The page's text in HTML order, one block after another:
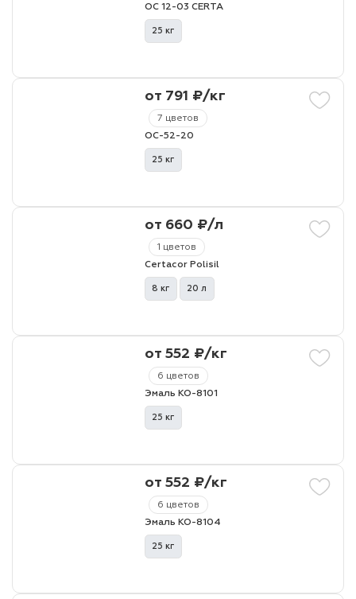
ОС 12-03 CERTA
25 кг
7 цветов
от 791 ₽/кг
ОС-52-20
25 кг
1 цветов
от 660 ₽/л
Certacor Polisil
8 кг 20 л
6 цветов
от 552 ₽/кг
Эмаль КО-8101
25 кг
6 цветов
от 552 ₽/кг
Эмаль КО-8104
25 кг